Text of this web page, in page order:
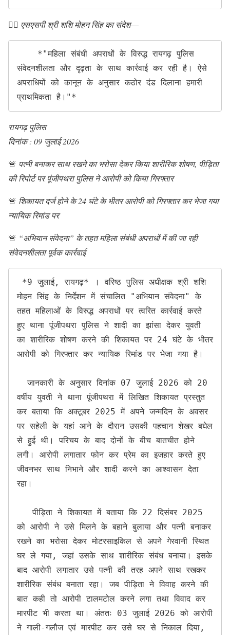
👉🏻 एसएसपी श्री शशि मोहन सिंह का संदेश—
संवेदनशीलता और दृढ़ता के साथ कार्रवाई कर रही है। ऐसे
अपराधियों को कानून के अनुसार कठोर दंड दिलाना हमारी
प्राथमिकता है।"*
रायगढ़ पुलिस
दिनांक : 09 जुलाई 2026
🚨 पत्नी बनाकर साथ रखने का भरोसा देकर किया शारीरिक शोषण, पीड़िता
की रिपोर्ट पर पूंजीपथरा पुलिस ने आरोपी को किया गिरफ्तार
🚨 शिकायत दर्ज होने के 24 घंटे के भीतर आरोपी को गिरफ्तार कर भेजा गया
न्यायिक रिमांड पर
🚨 “अभियान संवेदना” के तहत महिला संबंधी अपराधों में की जा रही
संवेदनशीलता पूर्वक कार्रवाई
मोहन सिंह के निर्देशन में संचालित "अभियान संवेदना" के
तहत महिलाओं के विरुद्ध अपराधों पर त्वरित कार्रवाई करते
हुए थाना पूंजीपथरा पुलिस ने शादी का झांसा देकर युवती
का शारीरिक शोषण करने की शिकायत पर 24 घंटे के भीतर
आरोपी को गिरफ्तार कर न्यायिक रिमांड पर भेजा गया है।
  जानकारी के अनुसार दिनांक 07 जुलाई 2026 को 20
वर्षीय युवती ने थाना पूंजीपथरा में लिखित शिकायत प्रस्तुत
कर बताया कि अक्टूबर 2025 में अपने जन्मदिन के अवसर
पर सहेली के यहां आने के दौरान उसकी पहचान शेखर बघेल
से हुई थी। परिचय के बाद दोनों के बीच बातचीत होने
लगी। आरोपी लगातार फोन कर प्रेम का इजहार करते हुए
जीवनभर साथ निभाने और शादी करने का आश्वासन देता
रहा।
   पीड़िता ने शिकायत में बताया कि 22 दिसंबर 2025
को आरोपी ने उसे मिलने के बहाने बुलाया और पत्नी बनाकर
रखने का भरोसा देकर मोटरसाइकिल से अपने गेरवानी स्थित
घर ले गया, जहां उसके साथ शारीरिक संबंध बनाया। इसके
बाद आरोपी लगातार उसे पत्नी की तरह अपने साथ रखकर
शारीरिक संबंध बनाता रहा। जब पीड़िता ने विवाह करने की
बात कही तो आरोपी टालमटोल करने लगा तथा विवाद कर
मारपीट भी करता था। अंततः 03 जुलाई 2026 को आरोपी
ने गाली-गलौज एवं मारपीट कर उसे घर से निकाल दिया,